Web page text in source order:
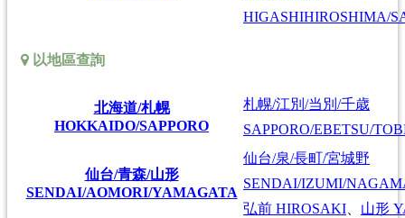
HIGASHIHIROSHIMA/
以地區查詢
北海道/札幌
HOKKAIDO/SAPPORO
札幌/江別/当別/千歳
SAPPORO/EBETSU/
仙台/青森/山形
SENDAI/AOMORI/YAMAGATA
仙台/泉/長町/宮城野
SENDAI/IZUMI/
弘前 HIROSAKI 山形